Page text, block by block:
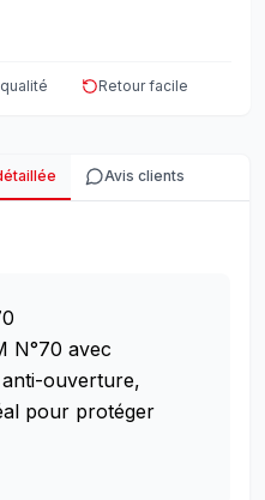
Retour facile
Avis clients
N°70 avec
ouverture,
pour protéger